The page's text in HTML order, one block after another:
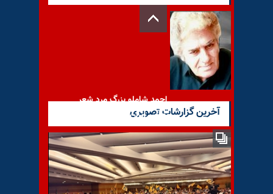
احمد شاملو بزرگ‌ مرد شعر
معاصر ایران
اعتراض هنری ماسکه به خطر
آخرین گزارشات تصویری